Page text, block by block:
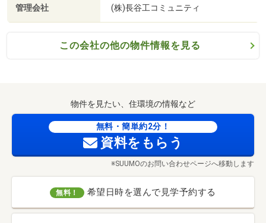
管理会社 (株)長谷工コミュニティ
この会社の他の物件情報を見る
物件を見たい、住環境の情報など
無料・簡単約2分！
資料をもらう
※SUUMOのお問い合わせページへ移動します
無料！ 希望日時を選んで見学予約する